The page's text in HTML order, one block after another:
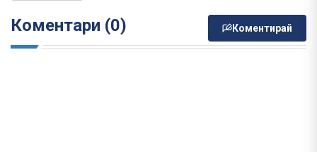
Коментари (0) Коментирай